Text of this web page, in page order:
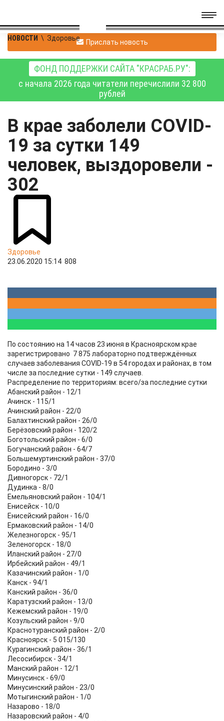
НОВОСТИ \ Здоровье Прислать новость
ФОНД ПОДДЕРЖКИ САЙТА "КРАСРАБ.РУ":
с начала 2026 года читатели перечислили 32 800
рублей
В крае заболели COVID-
19 за сутки 149
человек, выздоровели -
302
Здоровье
23.06.2020 15:14 808
По состоянию на 14 часов 23 июня в Красноярском крае
зарегистрировано 7 875 лабораторно подтверждённых
случаев заболевания COVID-19 в 54 городах и районах, в том
числе за последние сутки - 149 случаев.
Распределение по территориям: всего/за последние сутки
Абанский район - 12/1
Ачинск - 115/1
Ачинский район - 22/0
Балахтинский район - 26/0
Берёзовский район - 120/2
Боготольский район - 6/0
Богучанский район - 64/7
Большемуртинский район - 37/0
Бородино - 3/0
Дивногорск - 72/1
Дудинка - 8/0
Емельяновский район - 104/1
Енисейск - 10/0
Енисейский район - 16/0
Ермаковский район - 14/0
Железногорск - 95/1
Зеленогорск - 18/0
Иланский район - 27/0
Ирбейский район - 49/1
Казачинский район - 1/0
Канск - 94/1
Канский район - 36/0
Каратузский район - 13/0
Кежемский район - 19/0
Козульский район - 9/0
Краснотуранский район - 2/0
Красноярск - 5 015/130
Курагинский район - 36/1
Лесосибирск - 34/1
Манский район - 12/1
Минусинск - 69/0
Минусинский район - 23/0
Мотыгинский район - 1/0
Назарово - 18/0
Назаровский район - 4/0